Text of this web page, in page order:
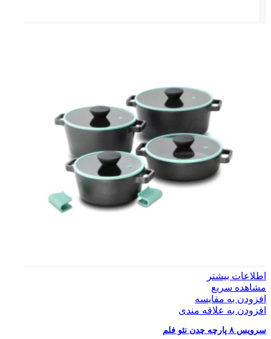
اطلاعات بیشتر
مشاهده سریع
افزودن به مقایسه
افزودن به علاقه مندی
سرویس ۸ پارچه چدن نئو فلم